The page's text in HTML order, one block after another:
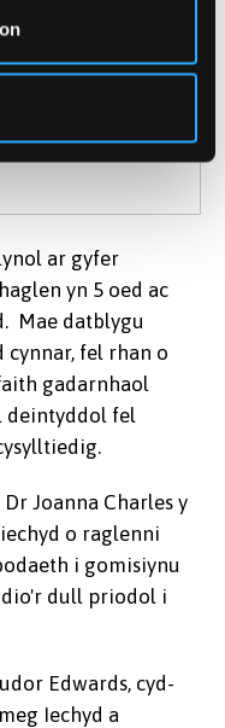
yn cyflwyno
in
cost benefit
the valuation
ar gyfer
yn 5 oed ac
Mae datblygu
fel rhan o
gadarnhaol
deintyddol fel
Joanna Charles y
o raglenni
i gomisiynu
dull priodol i
Edwards, cyd-
Iechyd a